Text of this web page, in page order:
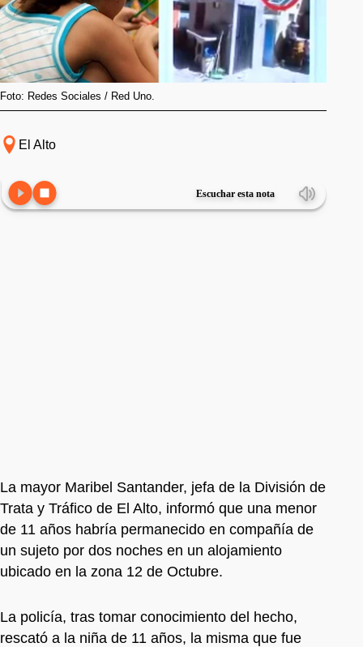
Foto: Redes Sociales / Red Uno.
El Alto
Escuchar esta nota
La mayor Maribel Santander, jefa de la División de
Trata y Tráfico de El Alto, informó que una menor
de 11 años habría permanecido en compañía de
un sujeto por dos noches en un alojamiento
ubicado en la zona 12 de Octubre.
La policía, tras tomar conocimiento del hecho,
rescató a la niña de 11 años, la misma que fue